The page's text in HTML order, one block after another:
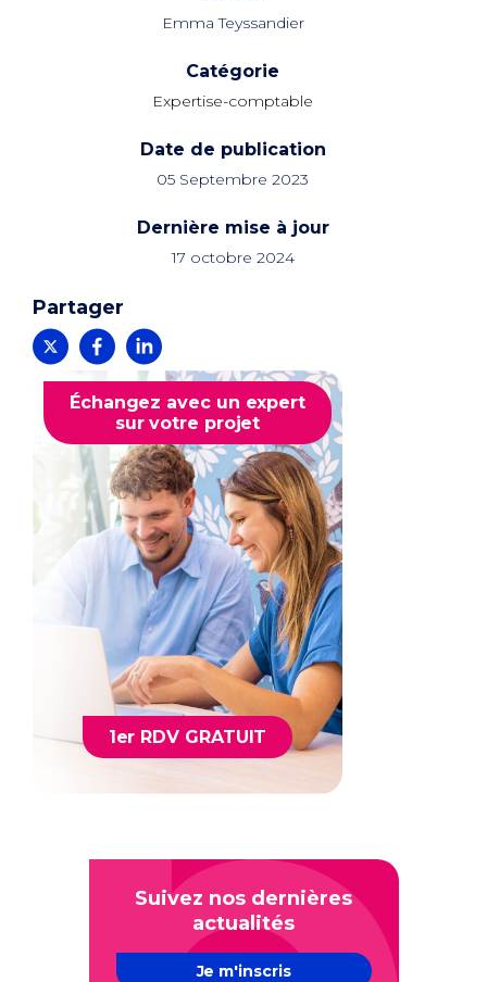
Emma Teyssandier
Catégorie
Expertise-comptable
Date de publication
05 Septembre 2023
Dernière mise à jour
17 octobre 2024
Partager
Échangez avec un expert
sur votre projet
1er RDV GRATUIT
Suivez nos dernières
actualités
Je m'inscris